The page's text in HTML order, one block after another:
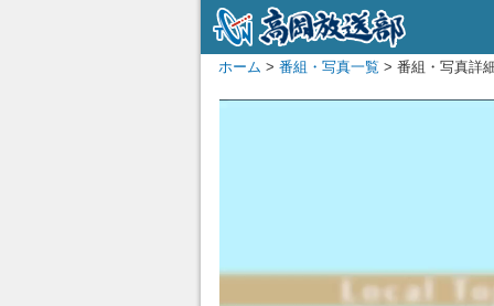
ホーム > 番組・写真一覧 > 番組・写真詳